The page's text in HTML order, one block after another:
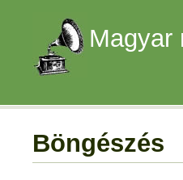
Magyar
Böngészés